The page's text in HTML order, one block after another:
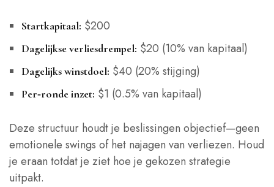
Startkapitaal: $200
Dagelijkse verliesdrempel: $20 (10% van kapitaal)
Dagelijks winstdoel: $40 (20% stijging)
Per‑ronde inzet: $1 (0.5% van kapitaal)
Deze structuur houdt je beslissingen objectief—geen
emotionele swings of het najagen van verliezen. Houd
je eraan totdat je ziet hoe je gekozen strategie
uitpakt.